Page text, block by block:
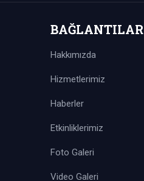
BAĞLANTILAR
Hakkımızda
Hizmetlerimiz
Haberler
Etkinliklerimiz
Foto Galeri
Video Galeri